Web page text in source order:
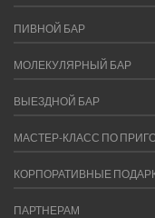
ПИВНОЙ БАР
МОЛЕКУЛЯРНЫЙ БАР
ВЫЕЗДНОЙ БАР
МАСТЕР-КЛАСС ПО
КОРПОРАТИВНЫЕ
ПАРТНЕРАМ